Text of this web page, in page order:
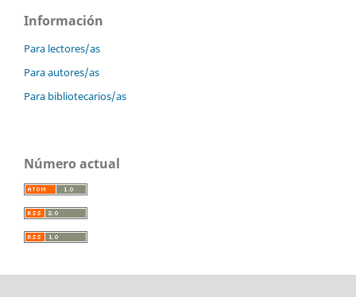
Información
Para lectores/as
Para autores/as
Para bibliotecarios/as
Número actual